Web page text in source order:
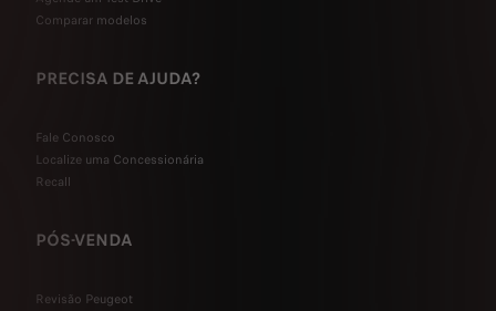
Comparar modelos
PRECISA DE AJUDA?
Fale Conosco
Localize uma Concessionária
Recall
PÓS-VENDA
Revisão Peugeot